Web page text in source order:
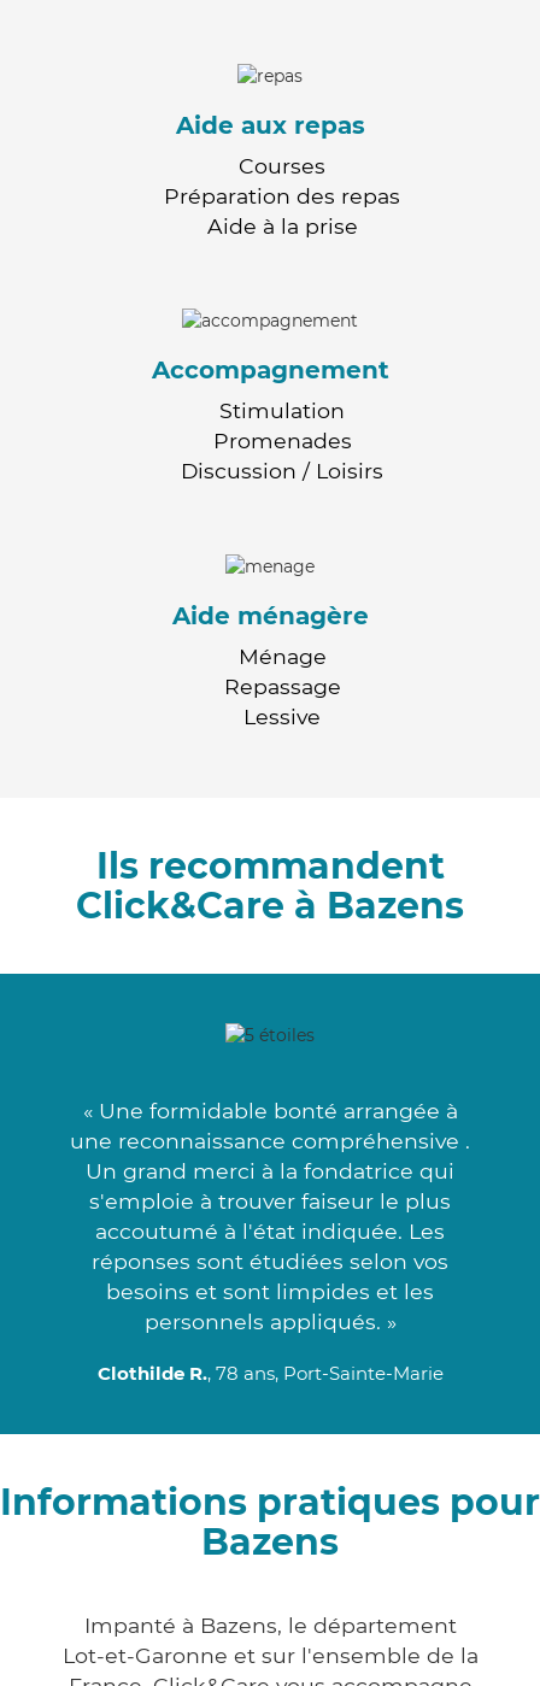
Aide aux repas
Courses
Préparation des repas
Aide à la prise
Accompagnement
Stimulation
Promenades
Discussion / Loisirs
Aide ménagère
Ménage
Repassage
Lessive
Ils recommandent
Click&Care à Bazens
« Une formidable bonté arrangée à
une reconnaissance compréhensive .
Un grand merci à la fondatrice qui
s'emploie à trouver faiseur le plus
accoutumé à l'état indiquée. Les
réponses sont étudiées selon vos
besoins et sont limpides et les
personnels appliqués. »
Clothilde R., 78 ans, Port-Sainte-Marie
Informations pratiques pour
Bazens
Impanté à Bazens, le département
Lot-et-Garonne et sur l'ensemble de la